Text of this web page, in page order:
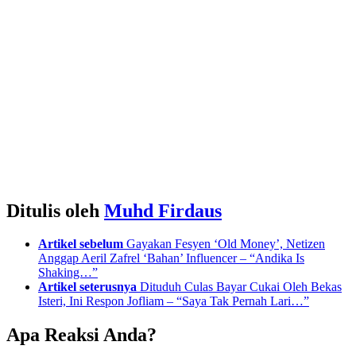
Ditulis oleh Muhd Firdaus
Artikel sebelum Gayakan Fesyen ‘Old Money’, Netizen
Anggap Aeril Zafrel ‘Bahan’ Influencer – “Andika Is
Shaking…”
Artikel seterusnya Dituduh Culas Bayar Cukai Oleh Bekas
Isteri, Ini Respon Jofliam – “Saya Tak Pernah Lari…”
Apa Reaksi Anda?